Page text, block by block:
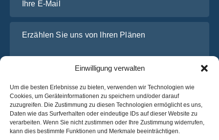
Einwilligung verwalten
Um die besten Erlebnisse zu bieten, verwenden wir Technologien wie
Cookies, um Geräteinformationen zu speichern und/oder darauf
zuzugreifen. Die Zustimmung zu diesen Technologien ermöglicht es uns,
Daten wie das Surfverhalten oder eindeutige IDs auf dieser Website zu
verarbeiten. Wenn Sie nicht zustimmen oder Ihre Zustimmung widerrufen,
kann dies bestimmte Funktionen und Merkmale beeinträchtigen.
Ich habe dieDatenschutz-Bestimmungenvon OsaBus